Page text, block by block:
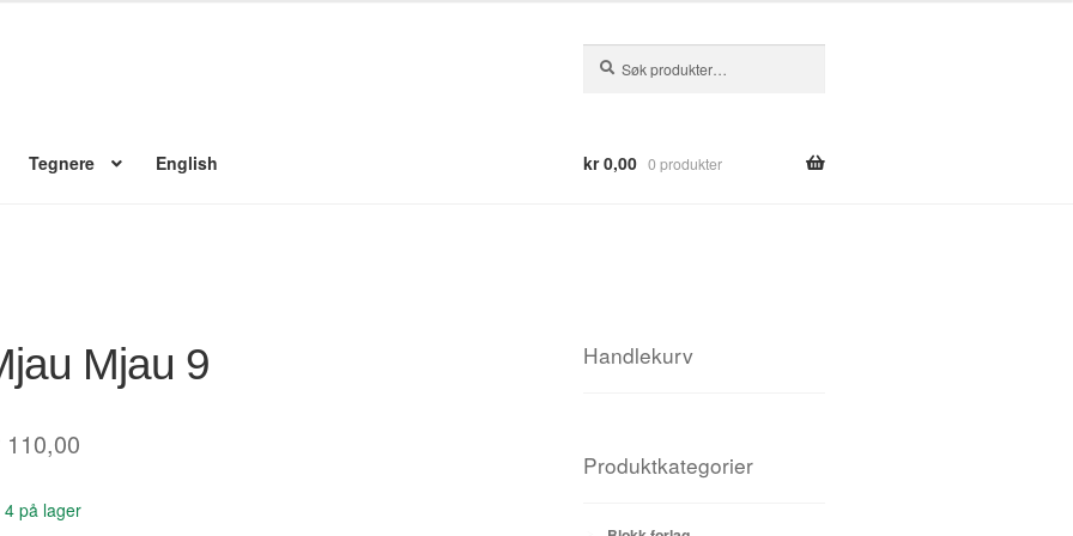
etter:
Tegnere English kr0,00 0 produkter
Mjau 9
110,00
4 på lager
Handlekurv
Produktkategorier